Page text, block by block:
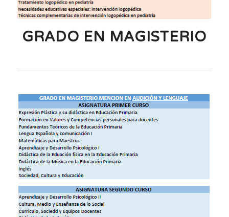
GRADO EN MAGISTERIO